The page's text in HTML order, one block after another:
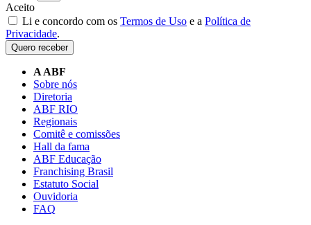
Aceito
Li e concordo com os Termos de Uso e a Política de
Privacidade.
Quero receber
A ABF
Sobre nós
Diretoria
ABF RIO
Regionais
Comitê e comissões
Hall da fama
ABF Educação
Franchising Brasil
Estatuto Social
Ouvidoria
FAQ